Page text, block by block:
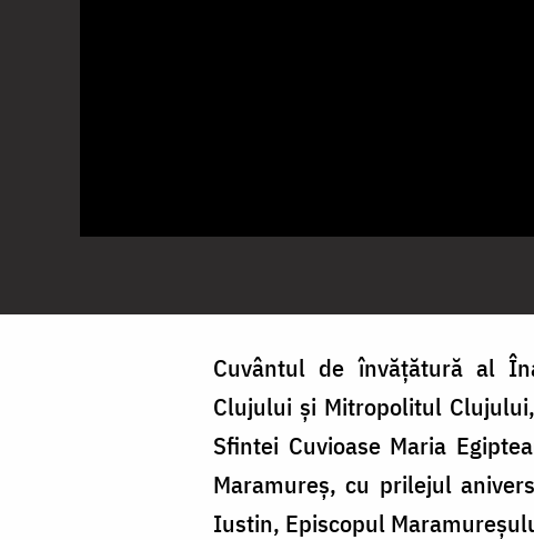
Cuvântul de învățătură al
Clujului și Mitropolitul
Sfintei Cuvioase Maria
Maramureș, cu prilejul
Iustin, Episcopul